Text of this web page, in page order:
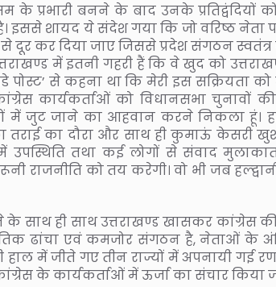
के प्रभारी बनने के बाद उनके प्रतिद्वंदियों
इससे शायद ये संदेश गया कि जो वरिष्ठ नेता
दूर कर दिया जाए जिससे प्रदेश संगठन स्वतंत्र
में इतनी गहरी हैं कि वे खुद को
पोस्ट’ से कहना था कि मेरी इस सक्रियता
कार्यकर्ताओं को विधानसभा
में जुट जाने का आहवान करने निकला हूं।
तराई का दौरा और साथ ही कुमाऊं केसरी
उपस्थिति तथा कई लोगों से संवाद
राजनीति को तय करेगी। वो भी जब
ही साथ उत्तराखण्ड खासकर कांग्रेस
ढांचा एवं कमजोर संगठन है, नेताओं के
हाल में जीते गए तीन राज्यों में अपनायी गई
के कार्यकर्ताओं में ऊर्जा का संचार किया